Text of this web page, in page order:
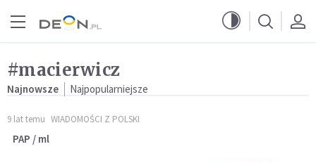
#macierwicz
Najnowsze Najpopularniejsze
9 lat temu WIADOMOŚCI Z POLSKI
PAP / ml